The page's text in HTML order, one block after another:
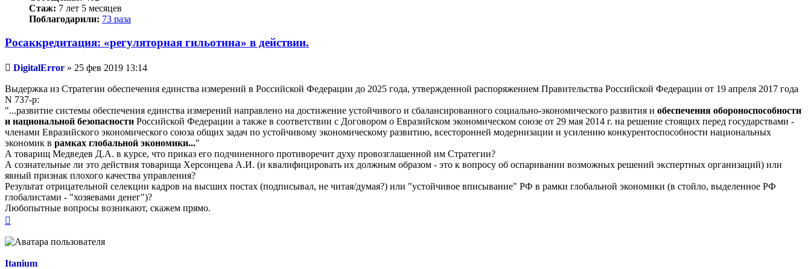
Стаж: 7 лет 5 месяцев
Поблагодарили: 73 раза
Росаккредитация: «регуляторная гильотина» в действии.
Непрочитанное
сообщение
DigitalError » 25 фев 2019 13:14
Выдержка из Стратегии обеспечения единства измерений в Российской Федерации до 2025 года, утвержденной распоряжением Правительства Российской Федерации от 19 апреля 2017 года
N 737-р:
"...развитие системы обеспечения единства измерений направлено на достижение устойчивого и сбалансированного социально-экономического развития и обеспечения обороноспособности
и национальной безопасности Российской Федерации а также в соответствии с Договором о Евразийском экономическом союзе от 29 мая 2014 г. на решение стоящих перед государствами -
членами Евразийского экономического союза общих задач по устойчивому экономическому развитию, всесторонней модернизации и усилению конкурентоспособности национальных
экономик в рамках глобальной экономики..."
А товарищ Медведев Д.А. в курсе, что приказ его подчиненного противоречит духу провозглашенной им Стратегии?
А сознательные ли это действия товарища Херсонцева А.И. (и квалифицировать их должным образом - это к вопросу об оспаривании возможных решений экспертных организаций) или
явный признак плохого качества управления?
Результат отрицательной селекции кадров на высших постах (подписывал, не читая/думая?) или "устойчивое вписывание" РФ в рамки глобальной экономики (в стойло, выделенное РФ
глобалистами - "хозяевами денег")?
Любопытные вопросы возникают, скажем прямо.
началу
Itanium